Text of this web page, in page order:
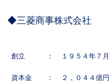
◆三菱商事株式会社
創立 ： １９５４年７月
資本金 ： ２，０４４億円